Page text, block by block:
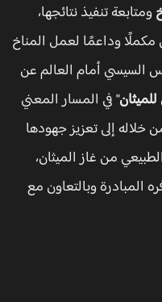
تنفيذ نتائجها،
وداعمًا لعمل المناخ
أمام العالم عن
" في المسار المعني
إلى تعزيز جهودها
من غاز الميثان،
وبالتعاون مع